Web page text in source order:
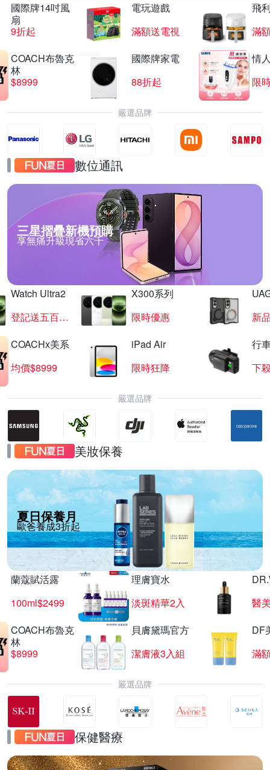
國際牌14吋風
扇
9折起
電玩遊戲
滿額送電視
飛
滿
COACH布魯克
林
$8999
國際牌家電
88折起
情
限
嚴選品牌
數位通訊
三星摺疊新機預購
享無痛升級現省六千
Watch Ultra2
登記送五百超贈點
X300系列
限時優惠
新
COACHx美系
均價$8999
iPad Air
限時狂降
行
下
嚴選品牌
美妝保養
夏日保養月
歐爸養成3折起
蘭蔻賦活露
100ml$2499
理膚寶水
淡斑精華2入
醫
COACH布魯克
林
$8999
貝膚黛瑪官方
潔膚液3入組
DF
滿
嚴選品牌
保健醫療